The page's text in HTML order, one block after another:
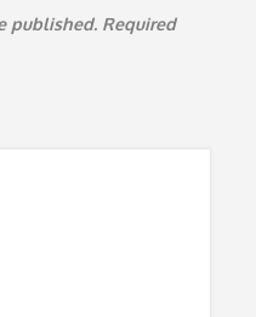
published. Required